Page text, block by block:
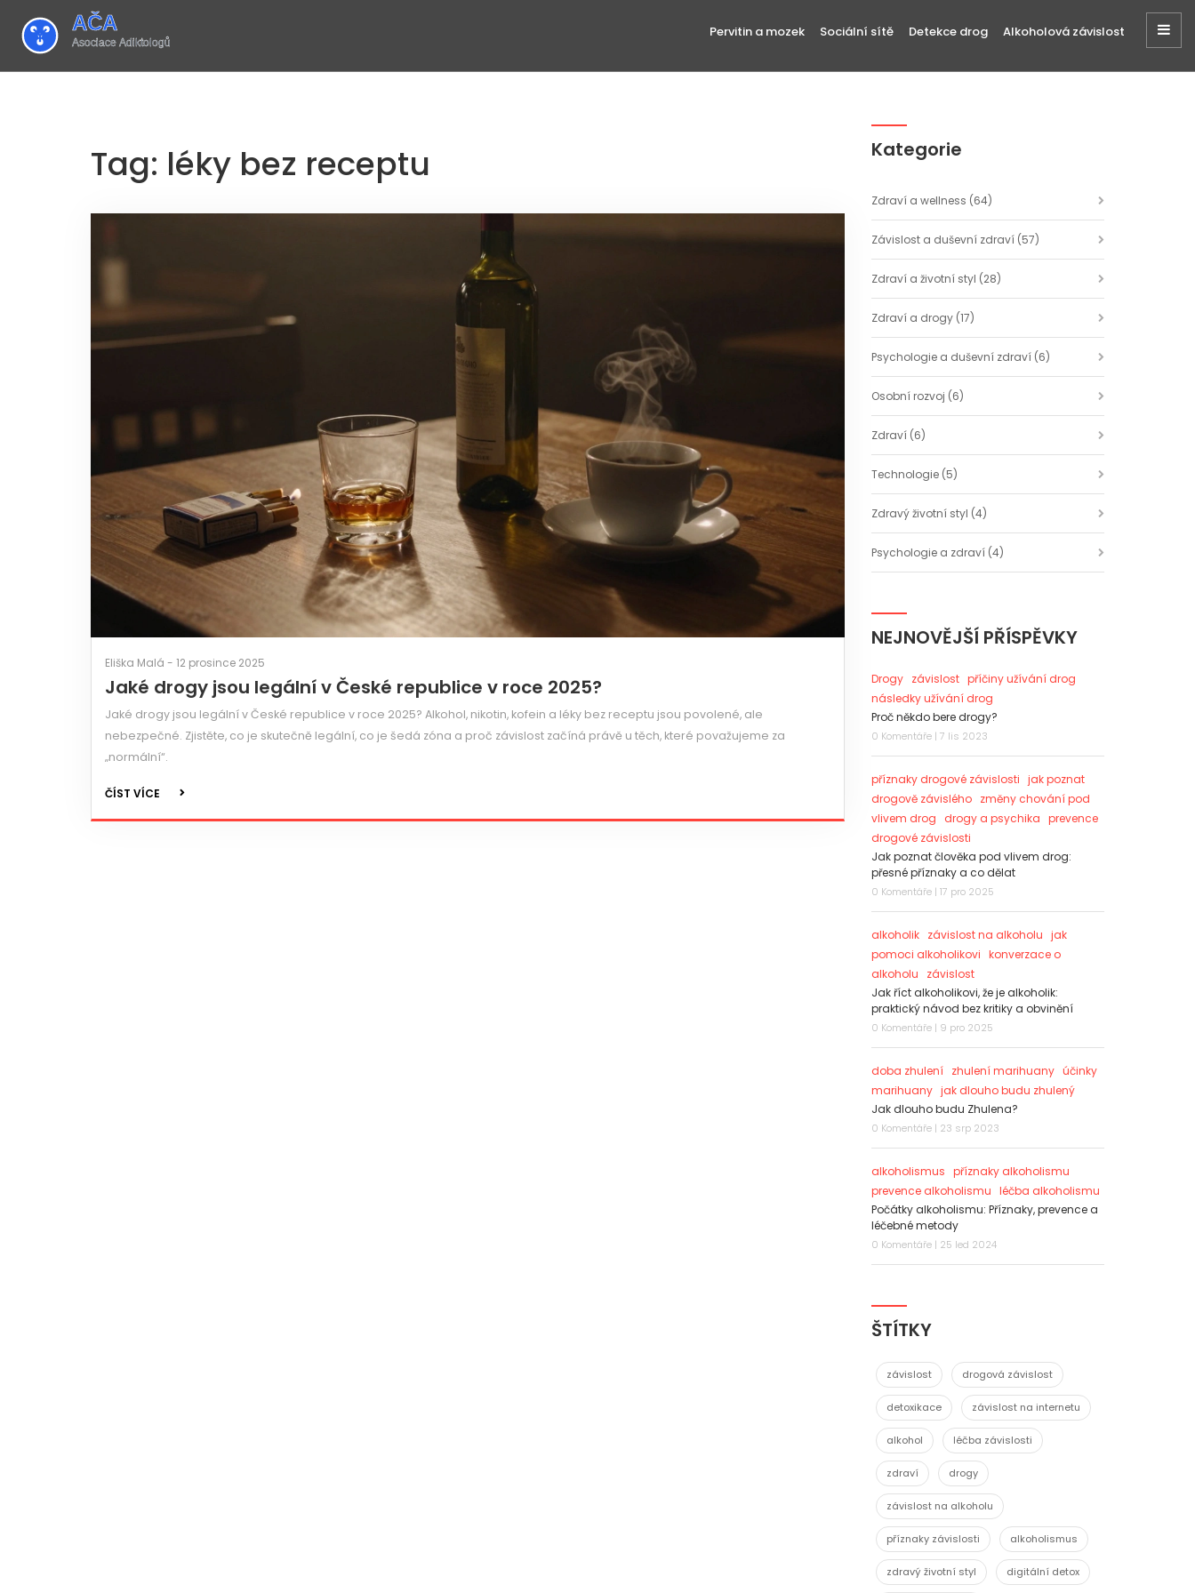
Pervitin a mozek Sociální sítě Detekce drog Alkoholová závislost
Tag: léky bez receptu
Eliška Malá - 12 prosince 2025
Jaké drogy jsou legální v České republice v roce 2025?
Jaké drogy jsou legální v České republice v roce 2025? Alkohol, nikotin, kofein a léky bez receptu jsou povolené, ale
nebezpečné. Zjistěte, co je skutečně legální, co je šedá zóna a proč závislost začíná právě u těch, které považujeme za
„normální“.
ČÍST VÍCE
Kategorie
Zdraví a wellness (64)
Závislost a duševní zdraví (57)
Zdraví a životní styl (28)
Zdraví a drogy (17)
Psychologie a duševní zdraví (6)
Osobní rozvoj (6)
Zdraví (6)
Technologie (5)
Zdravý životní styl (4)
Psychologie a zdraví (4)
NEJNOVĚJŠÍ PŘÍSPĚVKY
Drogy závislost příčiny užívání drog
následky užívání drog
Proč někdo bere drogy?
0 Komentáře | 7 lis 2023
příznaky drogové závislosti jak poznat
drogově závislého
změny chování pod
vlivem drog
drogy a psychika prevence
drogové závislosti
Jak poznat člověka pod vlivem drog:
přesné příznaky a co dělat
0 Komentáře | 17 pro 2025
alkoholik závislost na alkoholu jak
pomoci alkoholikovi konverzace o
alkoholu
závislost
Jak říct alkoholikovi, že je alkoholik:
praktický návod bez kritiky a obvinění
0 Komentáře | 9 pro 2025
doba zhulení zhulení marihuany účinky
marihuany jak dlouho budu zhulený
Jak dlouho budu Zhulena?
0 Komentáře | 23 srp 2023
alkoholismus příznaky alkoholismu
prevence alkoholismu léčba alkoholismu
Počátky alkoholismu: Příznaky, prevence a
léčebné metody
0 Komentáře | 25 led 2024
ŠTÍTKY
závislost drogová závislost
detoxikace závislost na internetu
alkohol léčba závislosti
zdraví drogy
závislost na alkoholu
příznaky závislosti alkoholismus
zdravý životní styl digitální detox